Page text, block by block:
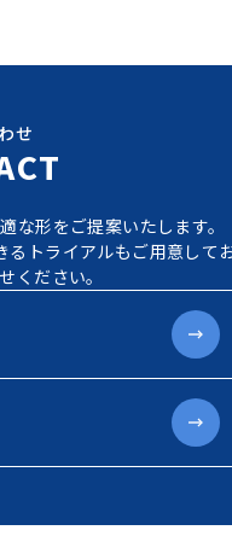
せ
な形をご提案いたします。
トライアルもご用意して
ください。